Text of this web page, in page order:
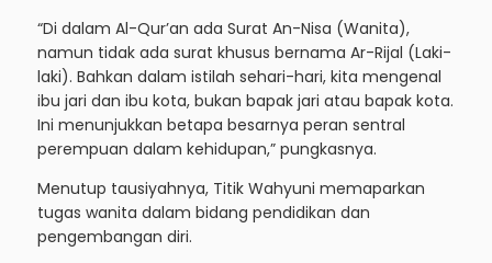
“Di dalam Al-Qur’an ada Surat An-Nisa (Wanita),
namun tidak ada surat khusus bernama Ar-Rijal (Laki-
laki). Bahkan dalam istilah sehari-hari, kita mengenal
ibu jari dan ibu kota, bukan bapak jari atau bapak kota.
Ini menunjukkan betapa besarnya peran sentral
perempuan dalam kehidupan,” pungkasnya.
Menutup tausiyahnya, Titik Wahyuni memaparkan
tugas wanita dalam bidang pendidikan dan
pengembangan diri.